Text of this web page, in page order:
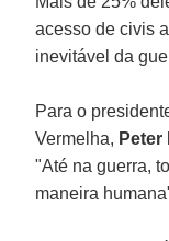
acesso de civis
inevitável da
Para o
Vermelha, Peter
"Até na guerra,
maneira